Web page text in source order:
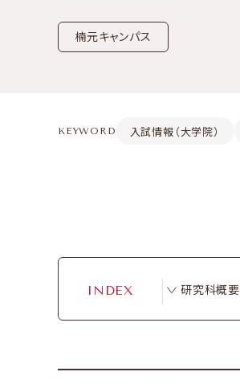
楠元キャンパス
KEYWORD 入試情報（大学院）
INDEX 研究科概要